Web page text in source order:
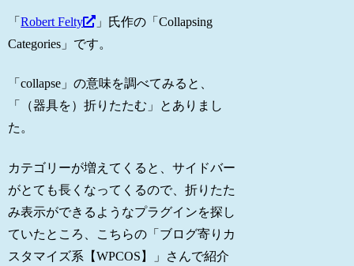
「Robert Felty
」氏作の「Collapsing
Categories」です。
「collapse」の意味を調べてみると、
「（器具を）折りたたむ」とありまし
た。
カテゴリーが増えてくると、サイドバー
がとても長くなってくるので、折りたた
み表示ができるようなプラグインを探し
ていたところ、こちらの「ブログ寄りカ
スタマイズ系【WPCOS】」さんで紹介